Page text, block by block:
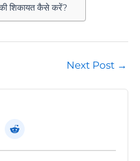
शिकायत कैसे करें?
Next Post →